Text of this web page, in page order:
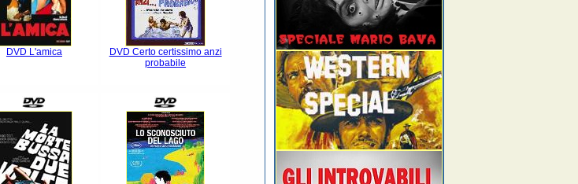
DVD L'amica
DVD Certo certissimo anzi
probabile